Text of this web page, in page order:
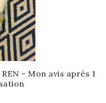
- Mon avis après 1